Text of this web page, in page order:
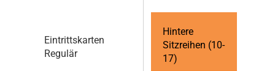
Eintrittskarten
Regulär
Hintere
Sitzreihen (10-
17)